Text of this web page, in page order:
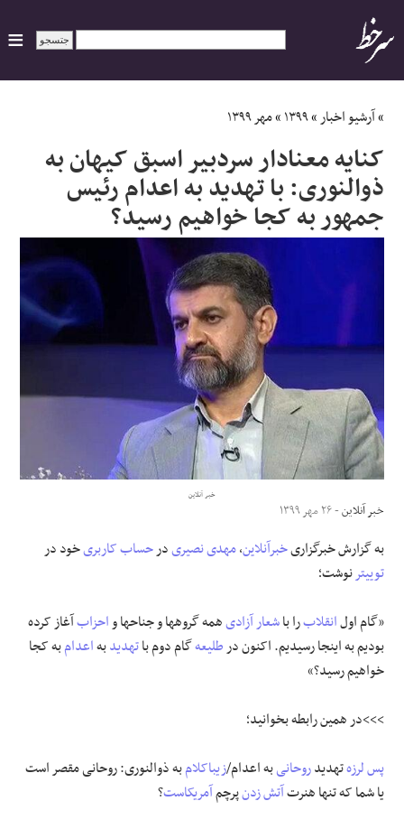
ایران
سیاسی
اقتصاد
اجتماعی
حوادث
علوم و فن آوری
مقالات
»آرشیو اخبار»۱۳۹۹»مهر ۱۳۹۹
کنایه معنادار سردبیر اسبق کیهان به
ذوالنوری: با تهدید به اعدام رئیس
جمهور به کجا خواهیم رسید؟
خبر آنلاین
خبر آنلاین- ۲۶ مهر ۱۳۹۹
به گزارش خبرگزاریخبرآنلاین،مهدی نصیریدرحساب کاربری‌ خود در
توییترنوشت؛
«گام اولانقلابرا باشعارآزادیهمه گروهها و جناحها واحزابآغاز کرده
بودیم به اینجا رسیدیم. اکنون درطلیعهگام دوم باتهدیدبهاعدامبه کجا
خواهیم رسید؟»
>>>در همین رابطه بخوانید؛
پس لرزهتهدیدروحانیبه اعدام/زیباکلامبه ذوالنوری: روحانی مقصر است
یا شما که تنها هنرتآتش زدنپرچمآمریکاست؟